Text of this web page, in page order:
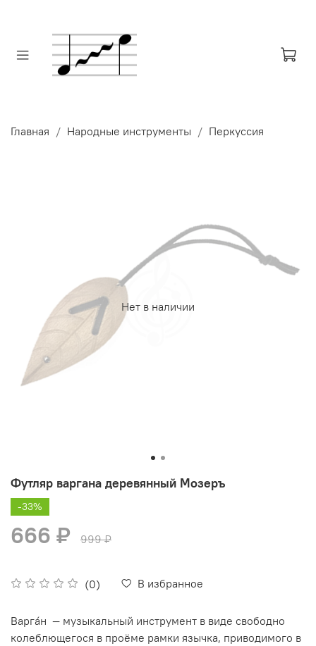
Главная Народные инструменты Перкуссия
Нет в наличии
Футляр варгана деревянный Мозеръ
(0) В избранное
-33%
666 ₽ 999 ₽
Варга́н — музыкальный инструмент в виде свободно
колеблющегося в проёме рамки язычка, приводимого в